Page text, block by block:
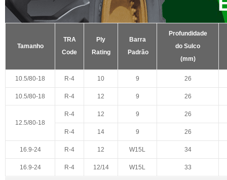
Tamanho
TRA
Code
Ply
Rating
Barra
Padrão
Profundidade
do Sulco
(mm)
10.5/80-18 R-4 10 9 26
10.5/80-18 R-4 12 9 26
12.5/80-18
R-4 12 9 26
R-4 14 9 26
16.9-24 R-4 12 W15L 34
16.9-24 R-4 12/14 W15L 33